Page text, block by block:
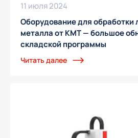
11 июля 2024
Оборудование для обработки
металла от КМТ — большое
складской программы
Читать далее